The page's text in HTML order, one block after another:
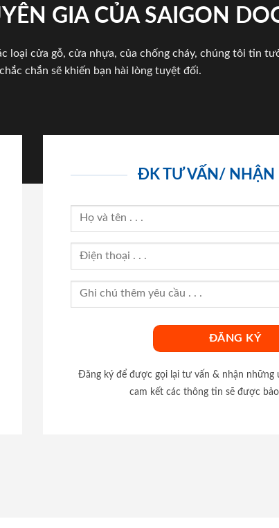
GIA CỦA SAIGON
cửa gỗ, cửa nhựa, của chống cháy, chúng tôi tin
chắn sẽ khiến bạn hài lòng tuyệt đối.
ĐK TƯ VẤN/ NHẬN
Đăng ký để được gọi lại tư vấn & nhận những
cam kết các thông tin sẽ được